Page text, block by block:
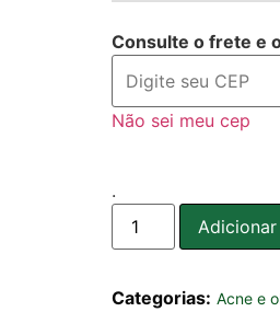
Consulte o frete e
Não sei meu cep
.
Categorias: Acne e